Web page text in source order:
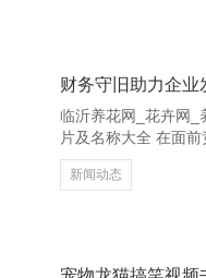
信任感。同期，诓骗
临沂养花网_花卉网_
片及名称大全 再
财务守旧助力企业
临沂养花网_花卉网_
片及名称大全 在面前
发展离不开强有劲的
的“血液”，更是推动
处还能增强企业的信
新闻动态